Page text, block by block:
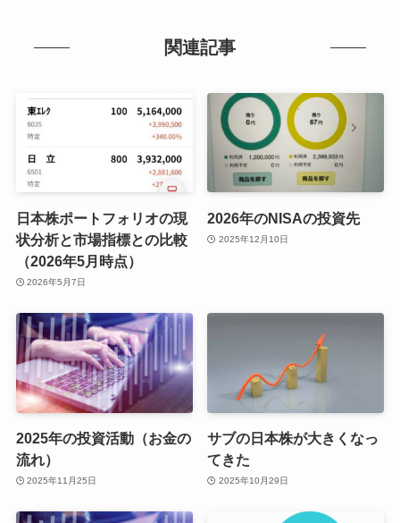
関連記事
日本株ポートフォリオの現
状分析と市場指標との比較
（2026年5月時点）
2026年5月7日
2026年のNISAの投資先
2025年12月10日
2025年の投資活動（お金の
流れ）
2025年11月25日
サブの日本株が大きくなっ
てきた
2025年10月29日